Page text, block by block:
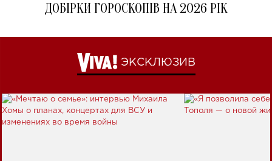
ДОБІРКИ ГОРОСКОПІВ НА 2026 РІК
ЭКСКЛЮЗИВ